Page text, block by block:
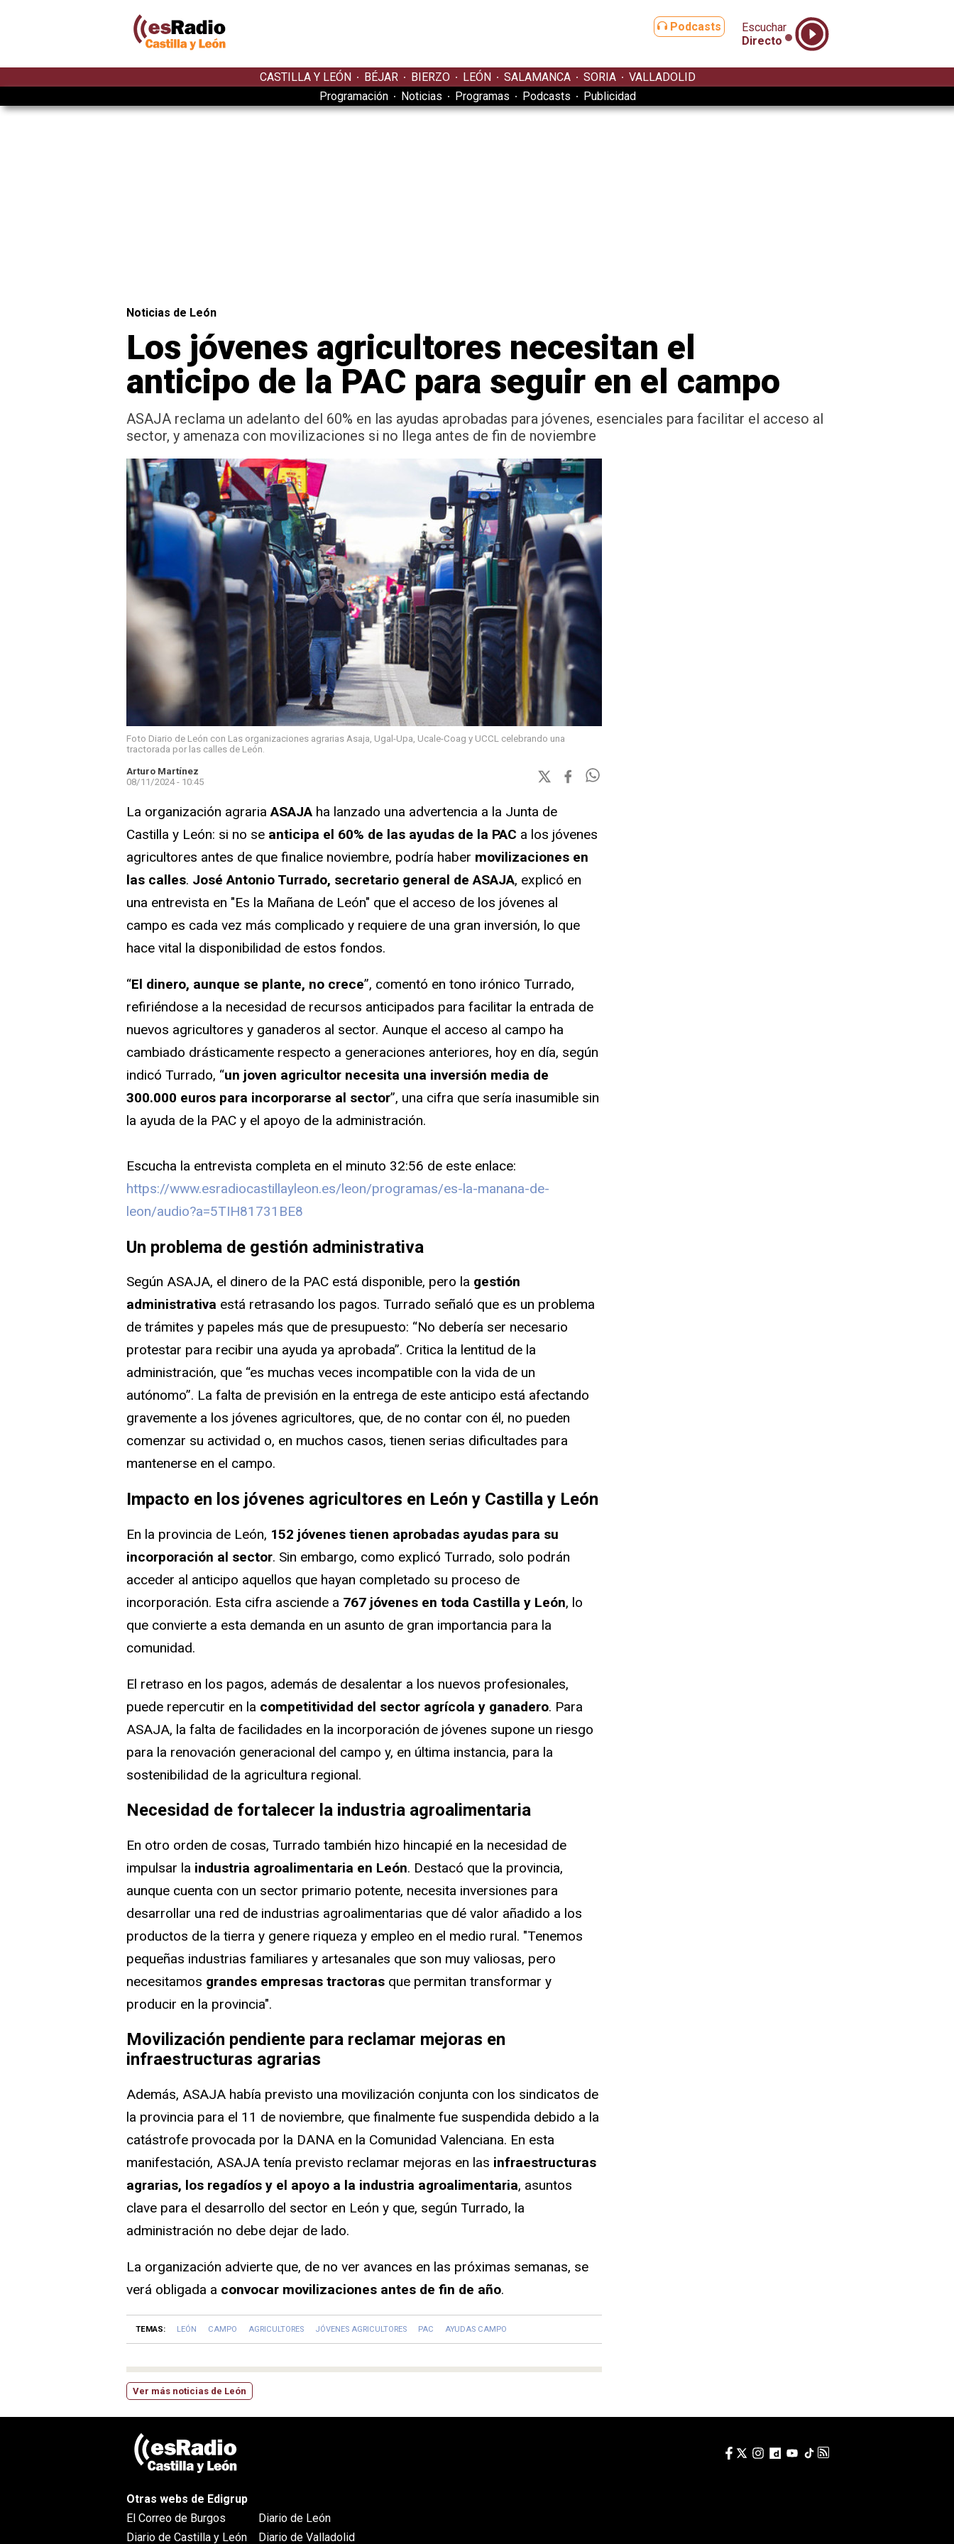
Podcasts
Escuchar
Directo
CASTILLA Y LEÓN BÉJAR BIERZO LEÓN SALAMANCA SORIA
VALLADOLID
Programación
Noticias Programas Podcasts Publicidad
Noticias de León
Los jóvenes agricultores necesitan el
anticipo de la PAC para seguir en el campo
ASAJA reclama un adelanto del 60% en las ayudas aprobadas para jóvenes, esenciales para facilitar el acceso al
sector, y amenaza con movilizaciones si no llega antes de fin de noviembre
Foto Diario de León con Las organizaciones agrarias Asaja, Ugal-Upa, Ucale-Coag y UCCL celebrando una
tractorada por las calles de León.
Arturo Martínez
08/11/2024 - 10:45
La organización agraria ASAJA ha lanzado una advertencia a la Junta de
Castilla y León: si no se anticipa el 60% de las ayudas de la PAC a los jóvenes
agricultores antes de que finalice noviembre, podría haber movilizaciones en
las calles. José Antonio Turrado, secretario general de ASAJA, explicó en
una entrevista en "Es la Mañana de León" que el acceso de los jóvenes al
campo es cada vez más complicado y requiere de una gran inversión, lo que
hace vital la disponibilidad de estos fondos.
“El dinero, aunque se plante, no crece”, comentó en tono irónico Turrado,
refiriéndose a la necesidad de recursos anticipados para facilitar la entrada de
nuevos agricultores y ganaderos al sector. Aunque el acceso al campo ha
cambiado drásticamente respecto a generaciones anteriores, hoy en día, según
indicó Turrado, “un joven agricultor necesita una inversión media de
300.000 euros para incorporarse al sector”, una cifra que sería inasumible sin
la ayuda de la PAC y el apoyo de la administración.
Escucha la entrevista completa en el minuto 32:56 de este enlace:
https://www.esradiocastillayleon.es/leon/programas/es-la-manana-de-
leon/audio?a=5TIH81731BE8
Un problema de gestión administrativa
Según ASAJA, el dinero de la PAC está disponible, pero la gestión
administrativa está retrasando los pagos. Turrado señaló que es un problema
de trámites y papeles más que de presupuesto: “No debería ser necesario
protestar para recibir una ayuda ya aprobada”. Critica la lentitud de la
administración, que “es muchas veces incompatible con la vida de un
autónomo”. La falta de previsión en la entrega de este anticipo está afectando
gravemente a los jóvenes agricultores, que, de no contar con él, no pueden
comenzar su actividad o, en muchos casos, tienen serias dificultades para
mantenerse en el campo.
Impacto en los jóvenes agricultores en León y Castilla y León
En la provincia de León, 152 jóvenes tienen aprobadas ayudas para su
incorporación al sector. Sin embargo, como explicó Turrado, solo podrán
acceder al anticipo aquellos que hayan completado su proceso de
incorporación. Esta cifra asciende a 767 jóvenes en toda Castilla y León, lo
que convierte a esta demanda en un asunto de gran importancia para la
comunidad.
El retraso en los pagos, además de desalentar a los nuevos profesionales,
puede repercutir en la competitividad del sector agrícola y ganadero. Para
ASAJA, la falta de facilidades en la incorporación de jóvenes supone un riesgo
para la renovación generacional del campo y, en última instancia, para la
sostenibilidad de la agricultura regional.
Necesidad de fortalecer la industria agroalimentaria
En otro orden de cosas, Turrado también hizo hincapié en la necesidad de
impulsar la industria agroalimentaria en León. Destacó que la provincia,
aunque cuenta con un sector primario potente, necesita inversiones para
desarrollar una red de industrias agroalimentarias que dé valor añadido a los
productos de la tierra y genere riqueza y empleo en el medio rural. "Tenemos
pequeñas industrias familiares y artesanales que son muy valiosas, pero
necesitamos grandes empresas tractoras que permitan transformar y
producir en la provincia".
Movilización pendiente para reclamar mejoras en
infraestructuras agrarias
Además, ASAJA había previsto una movilización conjunta con los sindicatos de
la provincia para el 11 de noviembre, que finalmente fue suspendida debido a la
catástrofe provocada por la DANA en la Comunidad Valenciana. En esta
manifestación, ASAJA tenía previsto reclamar mejoras en las infraestructuras
agrarias, los regadíos y el apoyo a la industria agroalimentaria, asuntos
clave para el desarrollo del sector en León y que, según Turrado, la
administración no debe dejar de lado.
La organización advierte que, de no ver avances en las próximas semanas, se
verá obligada a convocar movilizaciones antes de fin de año.
TEMAS: LEÓN CAMPO AGRICULTORES JÓVENES AGRICULTORES PAC AYUDAS CAMPO
Ver más noticias de León
Otras webs de Edigrup
El Correo de Burgos
Diario de Castilla y León
Diario de León
Diario de Valladolid